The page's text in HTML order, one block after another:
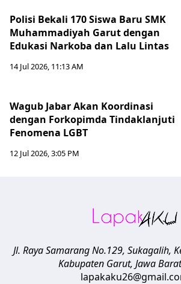
Polisi Bekali 170 Siswa Baru SMK
Muhammadiyah Garut dengan
Edukasi Narkoba dan Lalu Lintas
14 Jul 2026, 11:13 AM
Wagub Jabar Akan Koordinasi
dengan Forkopimda Tindaklanjuti
Fenomena LGBT
12 Jul 2026, 3:05 PM
Jl. Raya Samarang No.129, Sukagalih,
Kabupaten Garut, Jawa Barat